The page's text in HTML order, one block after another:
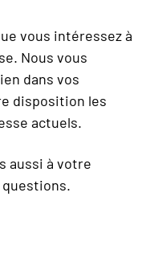
vous intéressez à
Nous vous
dans vos
disposition les
actuels.
aussi à votre